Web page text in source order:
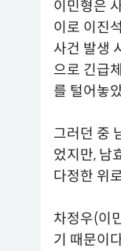
이민형은
이로 이진
사건 발생
으로 긴급
를 털어놓
그러던 중
었지만, 남
다정한 위
차정우(이
기 때문이